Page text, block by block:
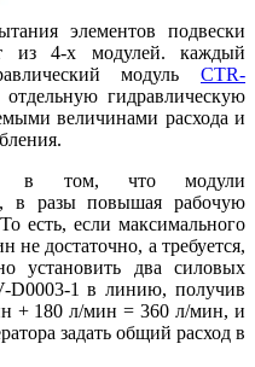
элементов подвески
из 4-х модулей. каждый
модуль CTR-
отдельную гидравлическую
величинами расхода и
в том, что модули
в разы повышая рабочую
есть, если максимального
не достаточно, а требуется,
установить два силовых
D0003-1 в линию, получив
+ 180 л/мин = 360 л/мин, и
задать общий расход в